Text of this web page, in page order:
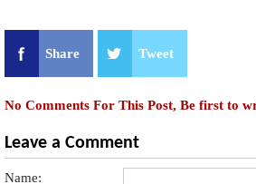
Share Tweet
No Comments For This Post, Be first to
Leave a Comment
Name: